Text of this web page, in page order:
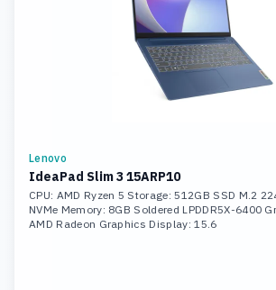
Lenovo
IdeaPad Slim 3 15ARP10
CPU: AMD Ryzen 5 Storage: 512GB SSD M.2
NVMe Memory: 8GB Soldered LPDDR5X-6400
AMD Radeon Graphics Display: 15.6